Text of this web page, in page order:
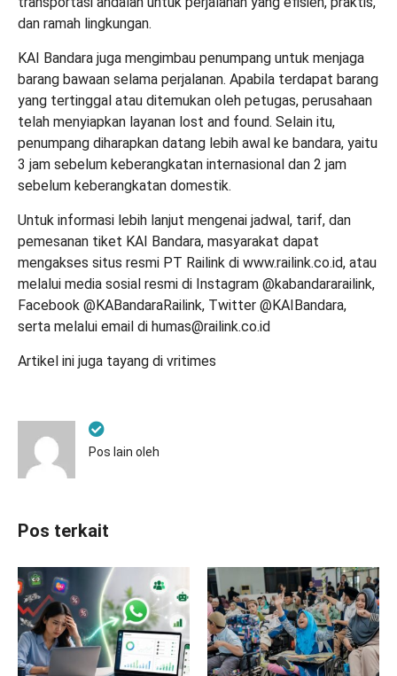
dan ramah lingkungan.
KAI Bandara juga mengimbau penumpang untuk menjaga
barang bawaan selama perjalanan. Apabila terdapat barang
yang tertinggal atau ditemukan oleh petugas, perusahaan
telah menyiapkan layanan lost and found. Selain itu,
penumpang diharapkan datang lebih awal ke bandara, yaitu
3 jam sebelum keberangkatan internasional dan 2 jam
sebelum keberangkatan domestik.
Untuk informasi lebih lanjut mengenai jadwal, tarif, dan
pemesanan tiket KAI Bandara, masyarakat dapat
mengakses situs resmi PT Railink di www.railink.co.id, atau
melalui media sosial resmi di Instagram @kabandararailink,
Facebook @KABandaraRailink, Twitter @KAIBandara,
serta melalui email di humas@railink.co.id
Artikel ini juga tayang di vritimes
Pos lain oleh
Pos terkait